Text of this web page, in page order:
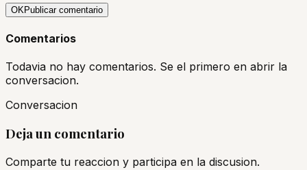
OKPublicar comentario
Comentarios
Todavia no hay comentarios. Se el primero en abrir la
conversacion.
Conversacion
Deja un comentario
Comparte tu reaccion y participa en la discusion.